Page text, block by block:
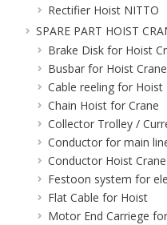
Rectifier Hoist NITTO
SPARE PART HOIST
Brake Disk for Hoist
Busbar for Hoist Crane
Cable reeling for Hoist
Chain Hoist for Crane
Collector Trolley /
Conductor for main
Conductor Hoist Crane
Festoon system for
Flat Cable for Hoist
Motor End Carriege